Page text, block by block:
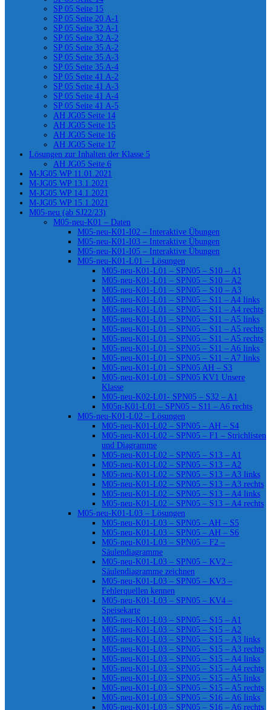
SP 05 Seite 15
SP 05 Seite 20 A-1
SP 05 Seite 32 A-1
SP 05 Seite 32 A-2
SP 05 Seite 35 A-2
SP 05 Seite 35 A-3
SP 05 Seite 35 A-4
SP 05 Seite 41 A-2
SP 05 Seite 41 A-3
SP 05 Seite 41 A-4
SP 05 Seite 41 A-5
AH JG05 Seite 14
AH JG05 Seite 15
AH JG05 Seite 16
AH JG05 Seite 17
Lösungen zur Inhalten der Klasse 5
AH JG05 Seite 6
M-JG05 WP 11.01.2021
M-JG05 WP 13.1.2021
M-JG05 WP 14.1.2021
M-JG05 WP 15.1.2021
M05-neu (ab SJ22/23)
M05-neu-K01 – Daten
M05-neu-K01-I02 – Interaktive Übungen
M05-neu-K01-I03 – Interaktive Übungen
M05-neu-K01-I05 – Interaktive Übungen
M05-neu-K01-L01 – Lösungen
M05-neu-K01-L01 – SPN05 – S10 – A1
M05-neu-K01-L01 – SPN05 – S10 – A2
M05-neu-K01-L01 – SPN05 – S10 – A3
M05-neu-K01-L01 – SPN05 – S11 – A4 links
M05-neu-K01-L01 – SPN05 – S11 – A4 rechts
M05-neu-K01-L01 – SPN05 – S11 – A5 links
M05-neu-K01-L01 – SPN05 – S11 – A5 rechts
M05-neu-K01-L01 – SPN05 – S11 – A5 rechts
M05-neu-K01-L01 – SPN05 – S11 – A6 links
M05-neu-K01-L01 – SPN05 – S11 – A7 links
M05-neu-K01-L01 – SPN05 AH – S3
M05-neu-K01-L01 – SPN05 KV1 Unsere
Klasse
M05-neu-K02-L01- SPN05 – S32 – A1
M05n-K01-L01 – SPN05 – S11 – A6 rechts
M05-neu-K01-L02 – Lösungen
M05-neu-K01-L02 – SPN05 – AH – S4
M05-neu-K01-L02 – SPN05 – F1 – Strichlisten
und Diagramme
M05-neu-K01-L02 – SPN05 – S13 – A1
M05-neu-K01-L02 – SPN05 – S13 – A2
M05-neu-K01-L02 – SPN05 – S13 – A3 links
M05-neu-K01-L02 – SPN05 – S13 – A3 rechts
M05-neu-K01-L02 – SPN05 – S13 – A4 links
M05-neu-K01-L02 – SPN05 – S13 – A4 rechts
M05-neu-K01-L03 – Lösungen
M05-neu-K01-L03 – SPN05 – AH – S5
M05-neu-K01-L03 – SPN05 – AH – S6
M05-neu-K01-L03 – SPN05 – F2 –
Säulendiagramme
M05-neu-K01-L03 – SPN05 – KV2 –
Säulendiagramme zeichnen
M05-neu-K01-L03 – SPN05 – KV3 –
Fehlerquellen kennen
M05-neu-K01-L03 – SPN05 – KV4 –
Speisekarte
M05-neu-K01-L03 – SPN05 – S15 – A1
M05-neu-K01-L03 – SPN05 – S15 – A2
M05-neu-K01-L03 – SPN05 – S15 – A3 links
M05-neu-K01-L03 – SPN05 – S15 – A3 rechts
M05-neu-K01-L03 – SPN05 – S15 – A4 links
M05-neu-K01-L03 – SPN05 – S15 – A4 rechts
M05-neu-K01-L03 – SPN05 – S15 – A5 links
M05-neu-K01-L03 – SPN05 – S15 – A5 rechts
M05-neu-K01-L03 – SPN05 – S16 – A6 links
M05-neu-K01-L03 – SPN05 – S16 – A6 rechts